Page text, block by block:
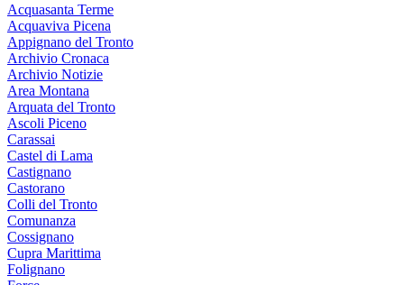
Acquasanta Terme
Acquaviva Picena
Appignano del Tronto
Archivio Cronaca
Archivio Notizie
Area Montana
Arquata del Tronto
Ascoli Piceno
Carassai
Castel di Lama
Castignano
Castorano
Colli del Tronto
Comunanza
Cossignano
Cupra Marittima
Folignano